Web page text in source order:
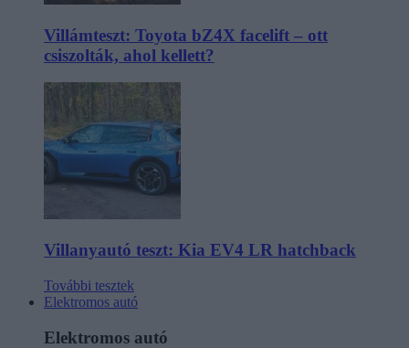
Villámteszt: Toyota bZ4X facelift – ott
csiszolták, ahol kellett?
Villanyautó teszt: Kia EV4 LR hatchback
További tesztek
Elektromos autó
Elektromos autó